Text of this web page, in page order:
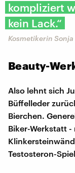
kompliziert
kein Lack.“
Kosmetikerin
Beauty-
Also lehnt sich
Büffelleder
Bierchen.
Biker-Werkstatt
Testosteron-